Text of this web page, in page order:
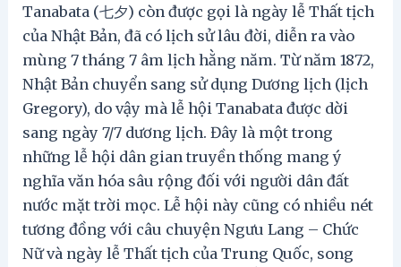
Tanabata (七夕) còn được gọi là ngày lễ Thất tịch
của Nhật Bản, đã có lịch sử lâu đời, diễn ra vào
mùng 7 tháng 7 âm lịch hằng năm. Từ năm 1872,
Nhật Bản chuyển sang sử dụng Dương lịch (lịch
Gregory), do vậy mà lễ hội Tanabata được dời
sang ngày 7/7 dương lịch. Đây là một trong
những lễ hội dân gian truyền thống mang ý
nghĩa văn hóa sâu rộng đối với người dân đất
nước mặt trời mọc. Lễ hội này cũng có nhiều nét
tương đồng với câu chuyện Ngưu Lang – Chức
Nữ và ngày lễ Thất tịch của Trung Quốc, song